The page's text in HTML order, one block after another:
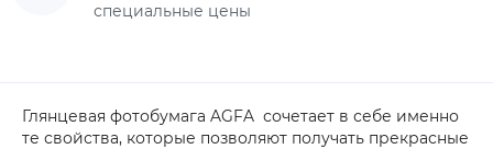
специальные цены
Глянцевая фотобумага AGFA сочетает в себе именно
те свойства, которые позволяют получать прекрасные